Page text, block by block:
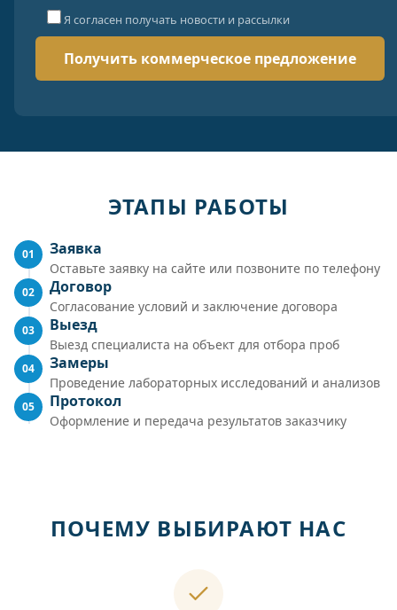
Я согласен получать новости и рассылки
ЭТАПЫ РАБОТЫ
01 Заявка
Оставьте заявку на сайте или позвоните по телефону
02 Договор
Согласование условий и заключение договора
03 Выезд
Выезд специалиста на объект для отбора проб
04 Замеры
Проведение лабораторных исследований и анализов
05 Протокол
Оформление и передача результатов заказчику
ПОЧЕМУ ВЫБИРАЮТ НАС